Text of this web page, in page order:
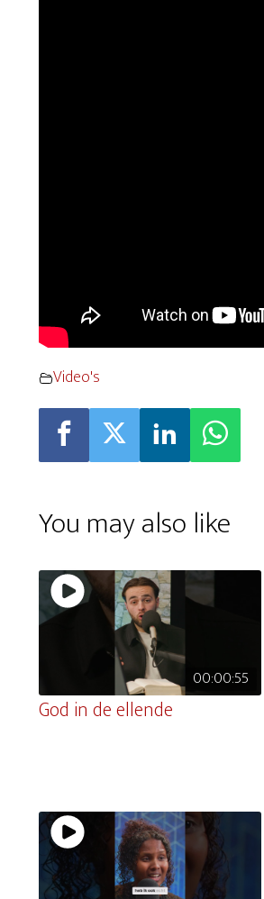
Video's
You may also like
00:00:55
God in de ellende